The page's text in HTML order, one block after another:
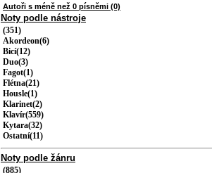
Autoři s méně než 0 písněmi (0)
Noty podle nástroje
(351)
Akordeon(6)
Bicí(12)
Duo(3)
Fagot(1)
Flétna(21)
Housle(1)
Klarinet(2)
Klavír(559)
Kytara(32)
Ostatní(11)
Noty podle žánru
(885)